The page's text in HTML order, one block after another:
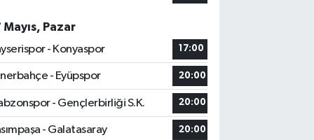
Mayıs, Pazar
- Konyaspor
17:00
- Eyüpspor 20:00
- Gençlerbirliği S.K. 20:00
- Galatasaray 20:00